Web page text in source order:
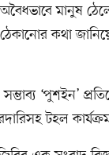
মানুষ
কথা
‘পুশইন’
টহল